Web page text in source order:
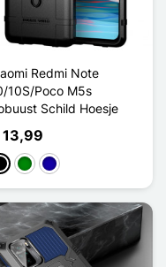
Redmi Note
10S/Poco M5s
Schild Hoesje
GroenDonkerblauw